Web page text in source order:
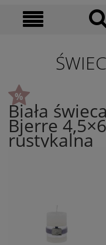
Biała
Bjerre
rustykalna